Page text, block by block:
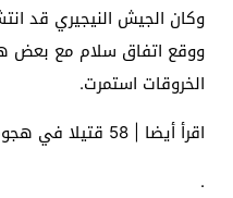
الخروقات استمرت.
اقرأ أيضا | 58 قتيلا في هجوم غربي نيجيريا
.